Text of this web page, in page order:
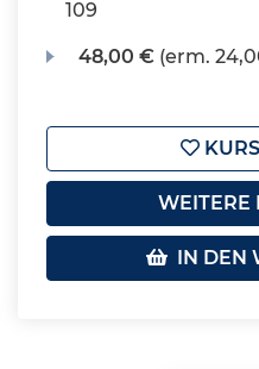
109
48,00 € (erm.
WEITERE
IN DEN